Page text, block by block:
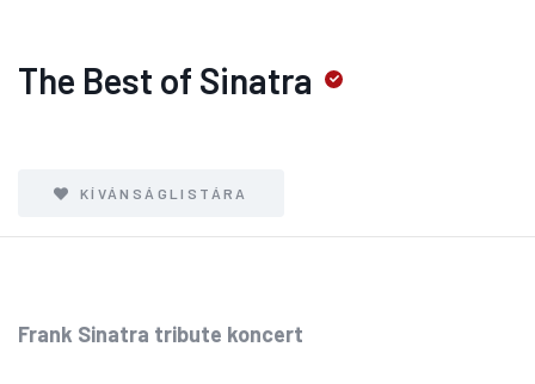
The Best of Sinatra
KÍVÁNSÁGLISTÁRA
Frank Sinatra tribute koncert